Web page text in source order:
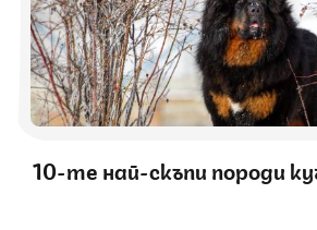
10-те най-скъпи породи